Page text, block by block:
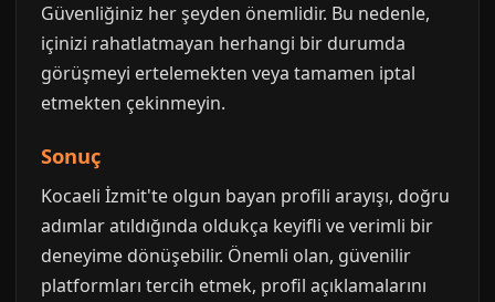
Güvenliğiniz her şeyden önemlidir. Bu nedenle,
içinizi rahatlatmayan herhangi bir durumda
görüşmeyi ertelemekten veya tamamen iptal
etmekten çekinmeyin.
Sonuç
Kocaeli İzmit'te olgun bayan profili arayışı, doğru
adımlar atıldığında oldukça keyifli ve verimli bir
deneyime dönüşebilir. Önemli olan, güvenilir
platformları tercih etmek, profil açıklamalarını